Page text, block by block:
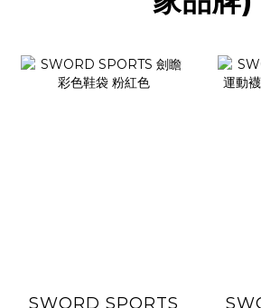
SWORD SPORTS